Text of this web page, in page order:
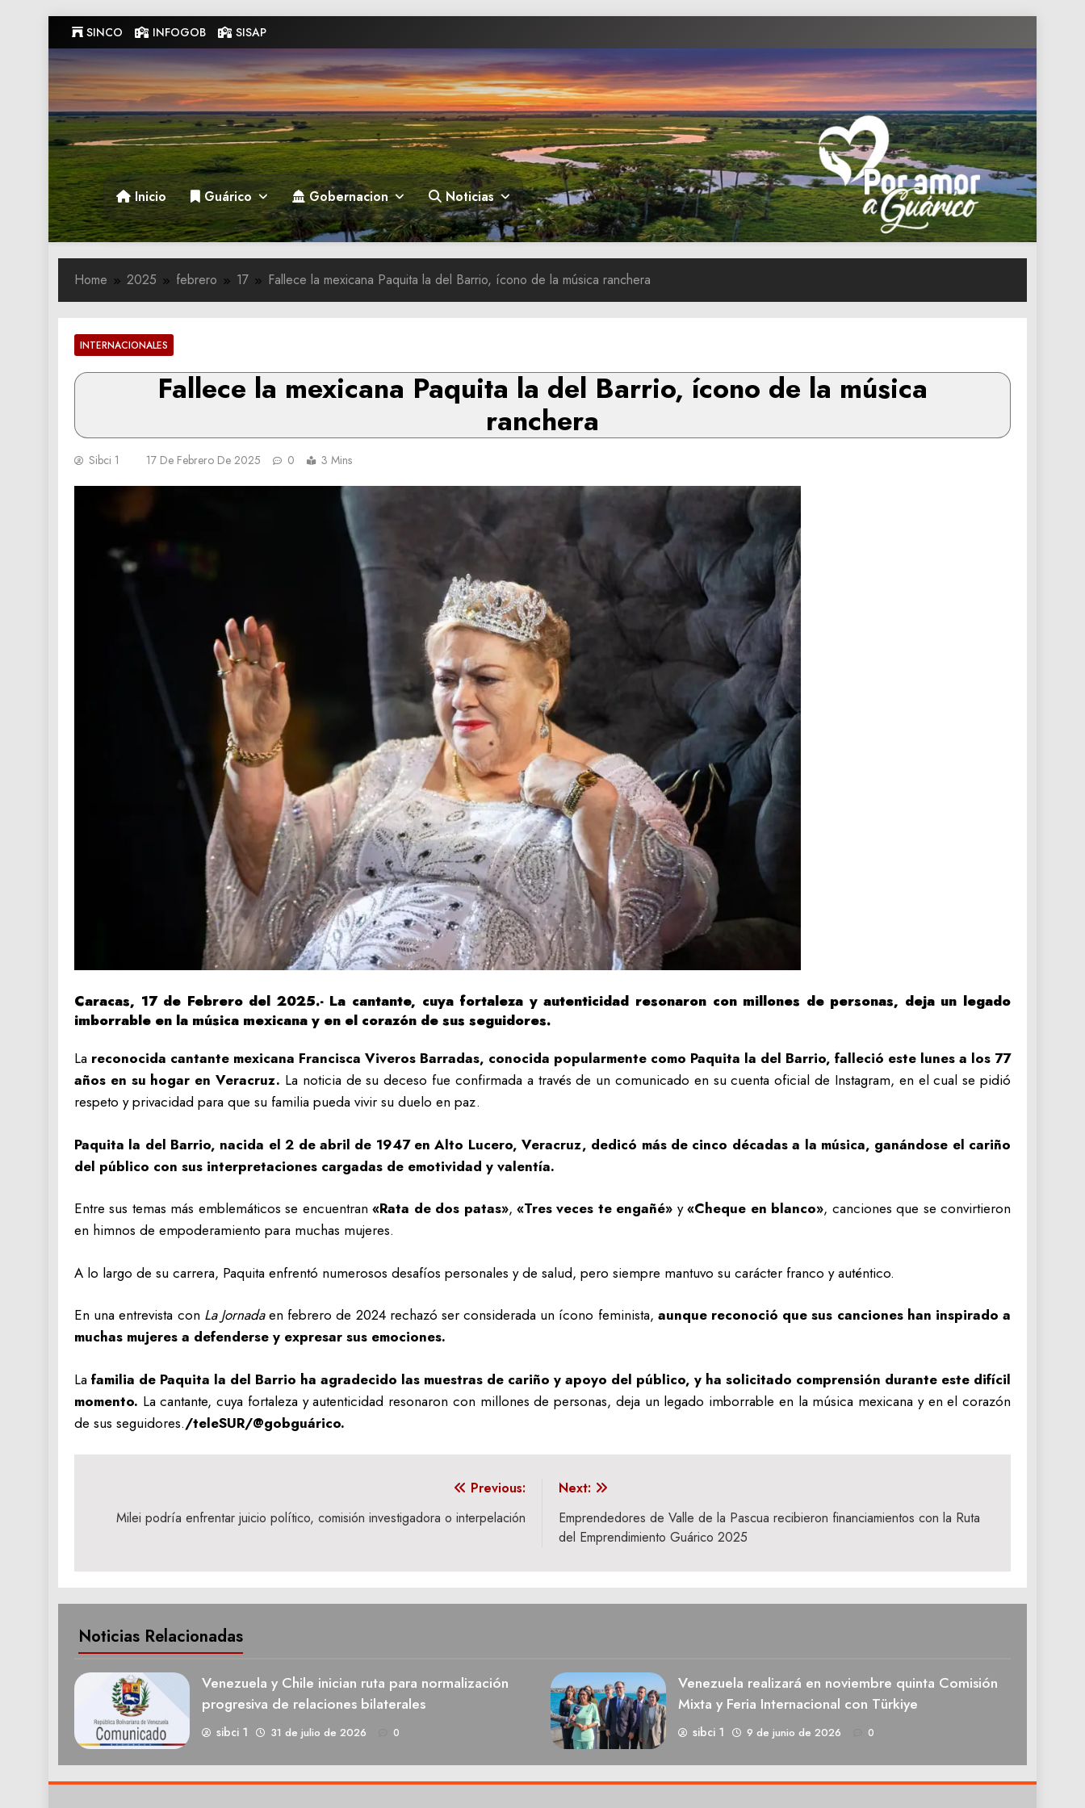
to
content
SINCO INFOGOB SISAP
Gobernacion de Guarico
Gobernacion de Guarico
Inicio Guárico Gobernacion Noticias
Home 2025 febrero 17 Fallece la mexicana Paquita la del Barrio, ícono de la música ranchera
INTERNACIONALES
Fallece la mexicana Paquita la del Barrio, ícono de la música
ranchera
Sibci 1 17 De Febrero De 2025 0 3 Mins
Caracas, 17 de Febrero del 2025.- La cantante, cuya fortaleza y autenticidad resonaron con millones de personas, deja un legado
imborrable en la música mexicana y en el corazón de sus seguidores.
La reconocida cantante mexicana Francisca Viveros Barradas, conocida popularmente como Paquita la del Barrio, falleció este lunes a los 77
años en su hogar en Veracruz. La noticia de su deceso fue confirmada a través de un comunicado en su cuenta oficial de Instagram, en el cual se pidió
respeto y privacidad para que su familia pueda vivir su duelo en paz.
Paquita la del Barrio, nacida el 2 de abril de 1947 en Alto Lucero, Veracruz, dedicó más de cinco décadas a la música, ganándose el cariño
del público con sus interpretaciones cargadas de emotividad y valentía.
Entre sus temas más emblemáticos se encuentran«Rata de dos patas»,«Tres veces te engañé» y«Cheque en blanco», canciones que se convirtieron
en himnos de empoderamiento para muchas mujeres.
A lo largo de su carrera, Paquita enfrentó numerosos desafíos personales y de salud, pero siempre mantuvo su carácter franco y auténtico.
En una entrevista con La Jornadaen febrero de 2024 rechazó ser considerada un ícono feminista, aunque reconoció que sus canciones han inspirado a
muchas mujeres a defenderse y expresar sus emociones.
La familia de Paquita la del Barrio ha agradecido las muestras de cariño y apoyo del público, y ha solicitado comprensión durante este difícil
momento. La cantante, cuya fortaleza y autenticidad resonaron con millones de personas, deja un legado imborrable en la música mexicana y en el corazón
de sus seguidores./teleSUR/@gobguárico.
Previous:
Milei podría enfrentar juicio político, comisión investigadora o interpelación
Next:
Emprendedores de Valle de la Pascua recibieron financiamientos con la Ruta
del Emprendimiento Guárico 2025
Noticias Relacionadas
Venezuela y Chile inician ruta para normalización
progresiva de relaciones bilaterales
sibci 1 31 de julio de 2026 0
Venezuela realizará en noviembre quinta Comisión
Mixta y Feria Internacional con Türkiye
sibci 1 9 de junio de 2026 0